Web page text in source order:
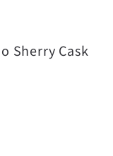
Sherry Cask